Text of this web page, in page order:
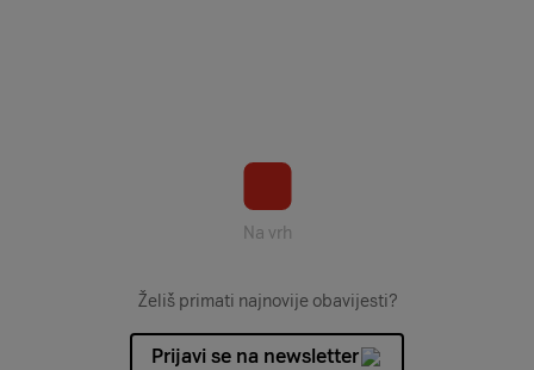
Na vrh
Želiš primati najnovije obavijesti?
Prijavi se na newsletter